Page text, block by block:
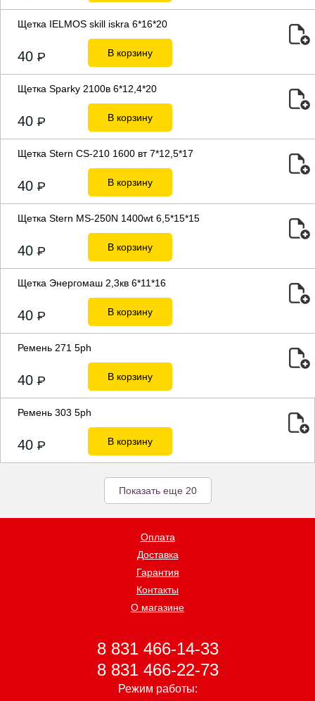
Щетка IELMOS skill iskra 6*16*20
40P В корзину
Щетка Sparky 2100в 6*12,4*20
40P В корзину
Щетка Stern CS-210 1600 вт 7*12,5*17
40P В корзину
Щетка Stern MS-250N 1400wt 6,5*15*15
40P В корзину
Щетка Энергомаш 2,3кв 6*11*16
40P В корзину
Ремень 271 5ph
40P В корзину
Ремень 303 5ph
40P В корзину
Показать еще 20
Оплата
Доставка
Гарантия
Контакты
О магазине
8 831 466-14-33
8 831 466-22-73
Режим работы: